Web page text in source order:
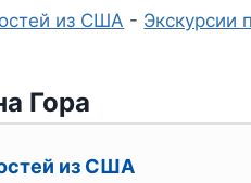
из США - Экскурсии
Гора
из США